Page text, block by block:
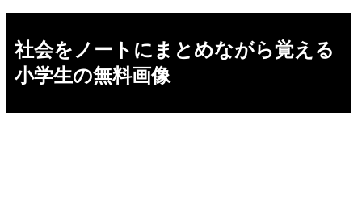
社会をノートにまとめながら覚える
小学生の無料画像